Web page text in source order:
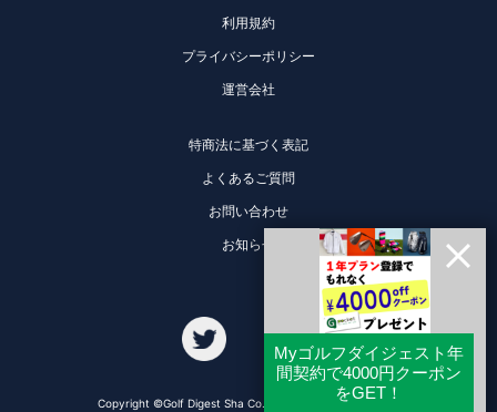
利用規約
プライバシーポリシー
運営会社
特商法に基づく表記
よくあるご質問
お問い合わせ
お知らせ
Copyright ©Golf Digest Sha Co., Ltd. All Rights Reserved.